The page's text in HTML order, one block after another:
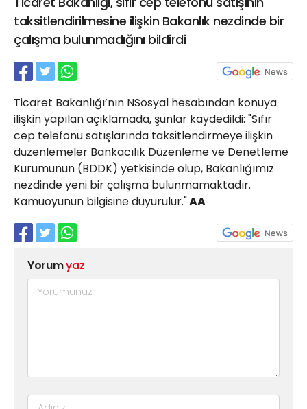
taksitlendirilmesine ilişkin Bakanlık nezdinde bir
çalışma bulunmadığını bildirdi
Ticaret Bakanlığı’nın NSosyal hesabından konuya
ilişkin yapılan açıklamada, şunlar kaydedildi: "Sıfır
cep telefonu satışlarında taksitlendirmeye ilişkin
düzenlemeler Bankacılık Düzenleme ve Denetleme
Kurumunun (BDDK) yetkisinde olup, Bakanlığımız
nezdinde yeni bir çalışma bulunmamaktadır.
Kamuoyunun bilgisine duyurulur."AA
Yorumyaz
21 Gölcük
02624132333